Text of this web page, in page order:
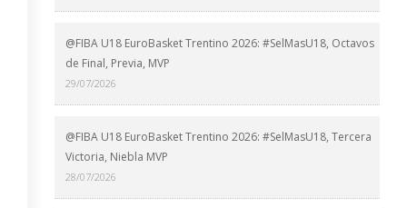
@FIBA U18 EuroBasket Trentino 2026: #SelMasU18, Octavos
de Final, Previa, MVP
29/07/2026
@FIBA U18 EuroBasket Trentino 2026: #SelMasU18, Tercera
Victoria, Niebla MVP
28/07/2026